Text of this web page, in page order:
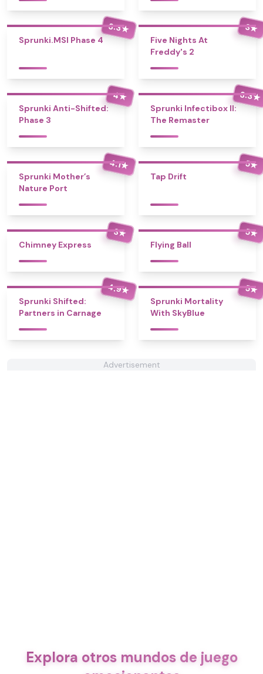
3.3★
Sprunki.MSI Phase 4
3★
Five Nights At
Freddy's 2
4★
Sprunki Anti-Shifted:
Phase 3
3.3★
Sprunki Infectibox II:
The Remaster
4.1★
Sprunki Mother’s
Nature Port
5★
Tap Drift
3★
Chimney Express
5★
Flying Ball
4.9★
Sprunki Shifted:
Partners in Carnage
5★
Sprunki Mortality
With SkyBlue
Advertisement
Explora otros mundos de juego